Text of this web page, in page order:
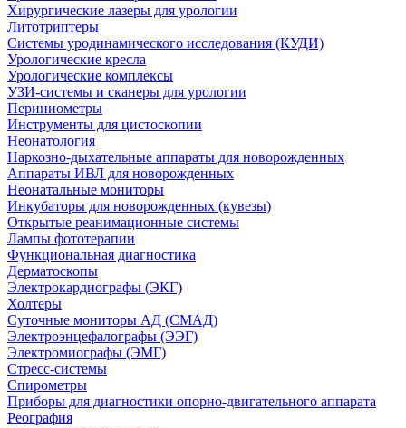
Хирургические лазеры для урологии
Литотриптеры
Системы уродинамического исследования (КУДИ)
Урологические кресла
Урологические комплексы
УЗИ-системы и сканеры для урологии
Периниометры
Инструменты для цистоскопии
Неонатология
Наркозно-дыхательные аппараты для новорожденных
Аппараты ИВЛ для новорожденных
Неонатальные мониторы
Инкубаторы для новорожденных (кувезы)
Открытые реанимационные системы
Лампы фототерапии
Функциональная диагностика
Дерматоскопы
Электрокардиографы (ЭКГ)
Холтеры
Суточные мониторы АД (СМАД)
Электроэнцефалографы (ЭЭГ)
Электромиографы (ЭМГ)
Стресс-системы
Спирометры
Приборы для диагностики опорно-двигательного аппарата
Реография